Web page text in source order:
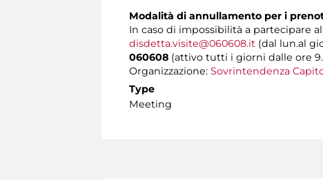
Modalità di annullamento per i
In caso di impossibilità a partecipare
disdetta.visite@060608.it (dal lun.al
060608 (attivo tutti i giorni dalle ore
Organizzazione: Sovrintendenza
Type
Meeting